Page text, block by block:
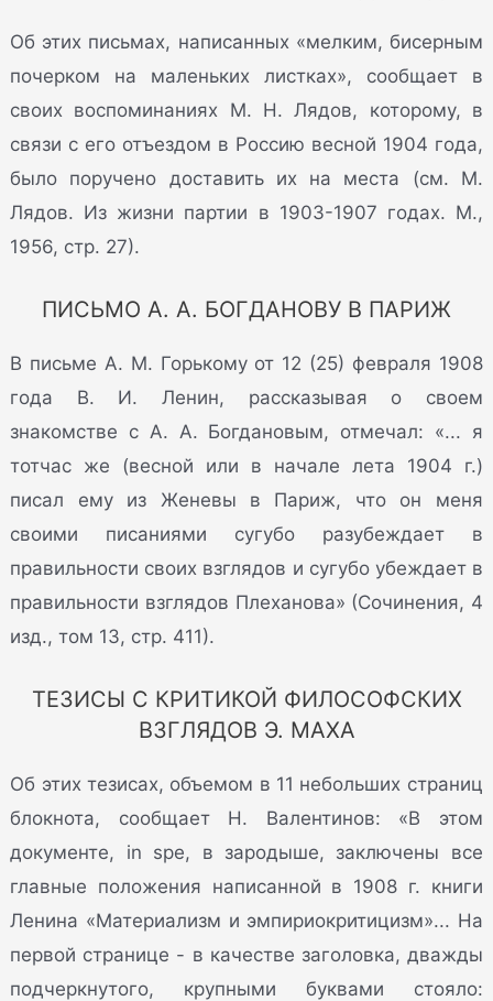
Об этих письмах, написанных «мелким, бисерным
почерком на маленьких листках», сообщает в
своих воспоминаниях М. Н. Лядов, которому, в
связи с его отъездом в Россию весной 1904 года,
было поручено доставить их на места (см. М.
Лядов. Из жизни партии в 1903-1907 годах. М.,
1956, стр. 27).
ПИСЬМО А. А. БОГДАНОВУ В ПАРИЖ
В письме А. М. Горькому от 12 (25) февраля 1908
года В. И. Ленин, рассказывая о своем
знакомстве с А. А. Богдановым, отмечал: «... я
тотчас же (весной или в начале лета 1904 г.)
писал ему из Женевы в Париж, что он меня
своими писаниями сугубо разубеждает в
правильности своих взглядов и сугубо убеждает в
правильности взглядов Плеханова» (Сочинения, 4
изд., том 13, стр. 411).
ТЕЗИСЫ С КРИТИКОЙ ФИЛОСОФСКИХ
ВЗГЛЯДОВ Э. МАХА
Об этих тезисах, объемом в 11 небольших страниц
блокнота, сообщает Н. Валентинов: «В этом
документе, in spe, в зародыше, заключены все
главные положения написанной в 1908 г. книги
Ленина «Материализм и эмпириокритицизм»... На
первой странице - в качестве заголовка, дважды
подчеркнутого, крупными буквами стояло: